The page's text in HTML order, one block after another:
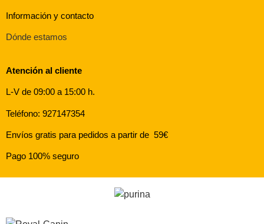
Información y contacto
Dónde estamos
Atención al cliente
L-V de 09:00 a 15:00 h.
Teléfono: 927147354
Envíos gratis para pedidos a partir de 59€
Pago 100% seguro